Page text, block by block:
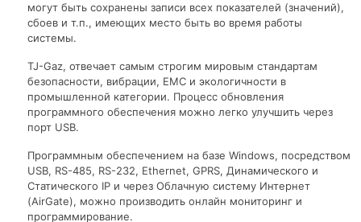
могут быть сохранены записи всех показателей (значений),
сбоев и т.п., имеющих место быть во время работы
системы.
TJ-Gaz, отвечает самым строгим мировым стандартам
безопасности, вибрации, ЕМС и экологичности в
промышленной категории. Процесс обновления
программного обеспечения можно легко улучшить через
порт USB.
Программным обеспечением на базе Windows, посредством
USB, RS-485, RS-232, Ethernet, GPRS, Динамического и
Статического IP и через Облачную систему Интернет
(AirGate), можно производить онлайн мониторинг и
программирование.